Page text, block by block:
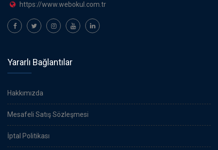
https://www.webokul.com.tr
Yararlı Bağlantılar
Hakkımızda
Mesafeli Satış Sözleşmesi
İptal Politikası